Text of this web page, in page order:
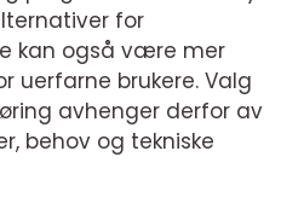
for
kan også være mer
uerfarne brukere. Valg
avhenger derfor av
behov og tekniske